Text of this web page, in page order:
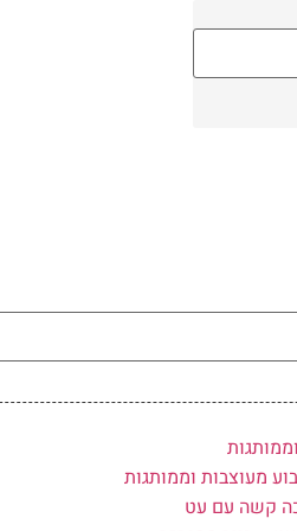
מעוצבות וממותגות
קשה עם עט